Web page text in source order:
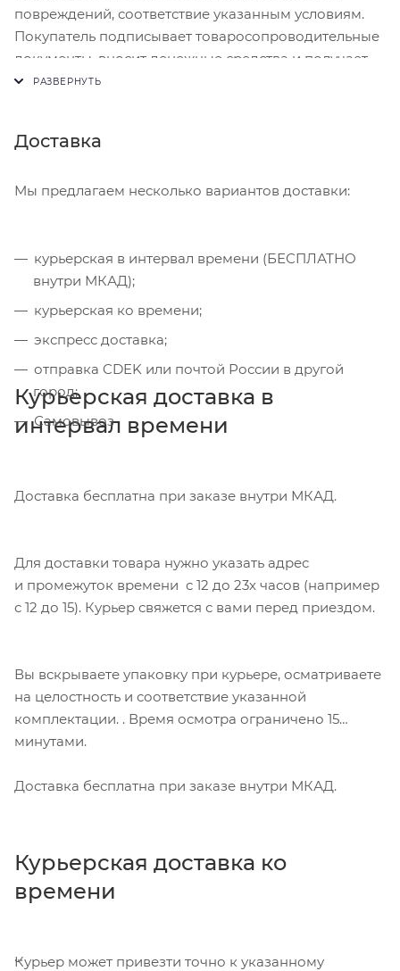
повреждений, соответствие указанным условиям.
Покупатель подписывает товаросопроводительные
документы, вносит денежные средства и получает
чек.
Доставка
Мы предлагаем несколько вариантов доставки:
курьерская в интервал времени (БЕСПЛАТНО
внутри МКАД);
курьерская ко времени;
экспресс доставка;
отправка CDEK или почтой России в другой
город;
Самовывоз
Курьерская доставка в
интервал времени
Доставка бесплатна при заказе внутри МКАД.
Для доставки товара нужно указать адрес
и промежуток времени с 12 до 23х часов (например
с 12 до 15). Курьер свяжется с вами перед приездом.
Вы вскрываете упаковку при курьере, осматриваете
на целостность и соответствие указанной
комплектации. . Время осмотра ограничено 15
минутами.
Доставка бесплатна при заказе внутри МКАД.
Курьерская доставка ко
времени
Курьер может привезти точно к указанному